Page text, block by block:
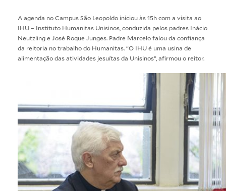
A agenda no Campus São Leopoldo iniciou às 15h com a visita ao
IHU – Instituto Humanitas Unisinos, conduzida pelos padres Inácio
Neutzling e José Roque Junges. Padre Marcelo falou da confiança
da reitoria no trabalho do Humanitas. “O IHU é uma usina de
alimentação das atividades jesuítas da Unisinos”, afirmou o reitor.